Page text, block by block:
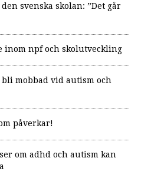
svenska skolan: ”Det går
inom npf och skolutveckling
mobbad vid autism och
påverkar!
om adhd och autism kan